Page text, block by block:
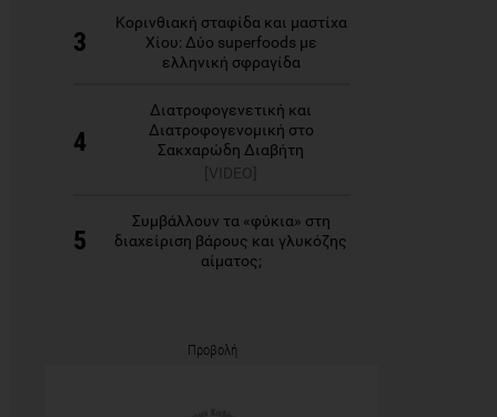
3
Κορινθιακή σταφίδα και μαστίχα
Χίου: Δύο superfoods με
ελληνική σφραγίδα
4
Διατροφογενετική και
Διατροφογενομική στο
Σακχαρώδη Διαβήτη
[VIDEO]
5
Συμβάλλουν τα «φύκια» στη
διαχείριση βάρους και γλυκόζης
αίματος;
Προβολή